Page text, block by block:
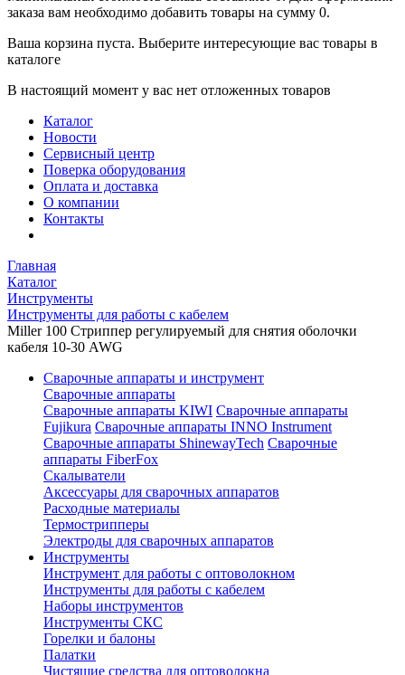
заказа вам необходимо добавить товары на сумму 0.
Ваша корзина пуста. Выберите интересующие вас товары в
каталоге
В настоящий момент у вас нет отложенных товаров
Каталог
Новости
Сервисный центр
Поверка оборудования
Оплата и доставка
О компании
Контакты
Главная
Каталог
Инструменты
Инструменты для работы с кабелем
Miller 100 Стриппер регулируемый для снятия оболочки
кабеля 10-30 AWG
Сварочные аппараты и инструмент
Сварочные аппараты
Сварочные аппараты KIWI Сварочные аппараты
Fujikura Сварочные аппараты INNO Instrument
Сварочные аппараты ShinewayTech Cварочные
аппараты FiberFox
Скалыватели
Аксессуары для сварочных аппаратов
Расходные материалы
Термострипперы
Электроды для сварочных аппаратов
Инструменты
Инструмент для работы с оптоволокном
Инструменты для работы с кабелем
Наборы инструментов
Инструменты СКС
Горелки и балоны
Палатки
Чистящие средства для оптоволокна